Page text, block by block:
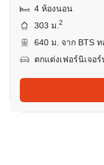
4 ห้องนอน
303 ม.2
640 ม. จาก BTS
ตกแต่งเฟอร์นิเจอ